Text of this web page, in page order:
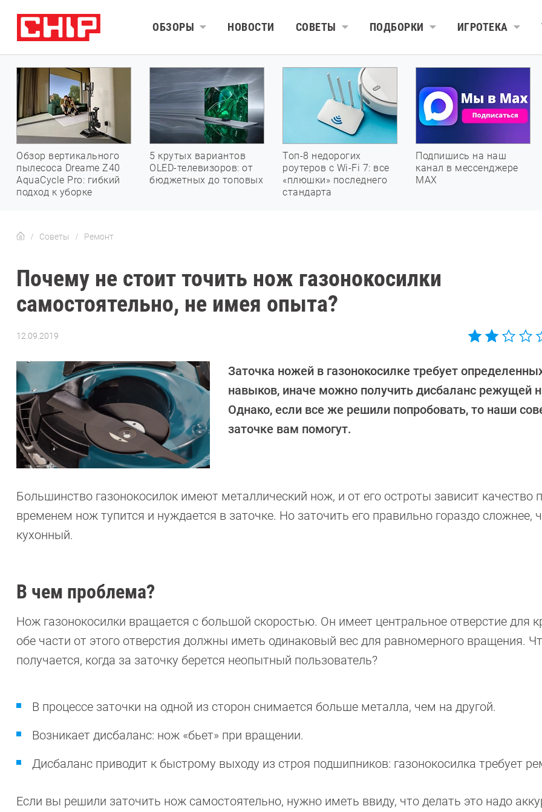
ОБЗОРЫ НОВОСТИ СОВЕТЫ ПОДБОРКИ ИГРОТЕКА
Обзор вертикального
пылесоса Dreame Z40
AquaCycle Pro: гибкий
подход к уборке
5 крутых вариантов
OLED-телевизоров: от
бюджетных до топовых
Топ-8 недорогих
роутеров с Wi-Fi 7: все
«плюшки» последнего
стандарта
Подпишись на наш
канал в мессенджере
МАХ
Советы Ремонт
Почему не стоит точить нож газонокосилки
самостоятельно, не имея опыта?
12.09.2019
Заточка ножей в газонокосилке требует
навыков, иначе можно получить дисбаланс режущей
Однако, если все же решили попробовать, то наши
заточке вам помогут.
Большинство газонокосилок имеют металлический нож, и от его остроты зависит качество
временем нож тупится и нуждается в заточке. Но заточить его правильно гораздо сложнее,
кухонный.
В чем проблема?
Нож газонокосилки вращается с большой скоростью. Он имеет центральное отверстие для
обе части от этого отверстия должны иметь одинаковый вес для равномерного вращения.
получается, когда за заточку берется неопытный пользователь?
В процессе заточки на одной из сторон снимается больше металла, чем на другой.
Возникает дисбаланс: нож «бьет» при вращении.
Дисбаланс приводит к быстрому выходу из строя подшипников: газонокосилка требует
Если вы решили заточить нож самостоятельно, нужно иметь ввиду, что делать это надо